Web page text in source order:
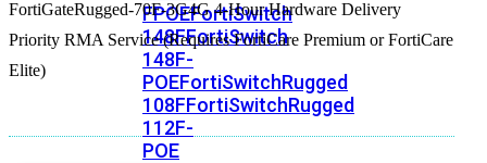
FPOEFortiSwitch
148FFortiSwitch
148F-
POEFortiSwitchRugged
108FFortiSwitchRugged
112F-
POE
FortiGateRugged-70F-3G4G 4-Hour Hardware Delivery
Priority RMA Service (Requires FortiCare Premium or FortiCare
Elite)